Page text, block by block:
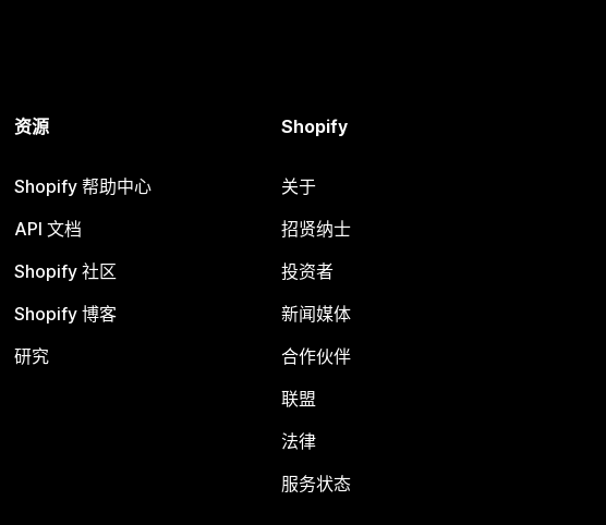
资源
Shopify 帮助中心
API 文档
Shopify 社区
Shopify 博客
研究
Shopify
关于
招贤纳士
投资者
新闻媒体
合作伙伴
联盟
法律
服务状态